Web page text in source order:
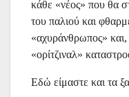
κάθε «νέος» που θα
του παλιού και
«αχυράνθρωπος» και,
«ορίτζιναλ»
Εδώ είμαστε και τα